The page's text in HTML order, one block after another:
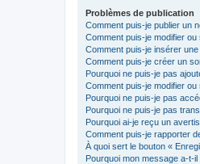
Problèmes de publication
Comment puis-je publier un
Comment puis-je modifier
Comment puis-je insérer
Comment puis-je créer un
Pourquoi ne puis-je pas
Comment puis-je modifier
Pourquoi ne puis-je pas
Pourquoi ne puis-je pas
Pourquoi ai-je reçu un
Comment puis-je rapporter
À quoi sert le bouton «
Pourquoi mon message a-t-